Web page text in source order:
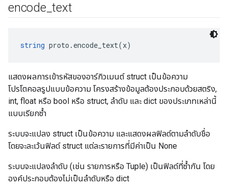
encode _text
string proto.encode_text(x)
แสดงผลการเข้ารหัสของอาร์กิวเมนต์ struct เป็นข้อความ
โปรโตคอลรูปแบบข้อความ โครงสร้างข้อมูลต้องประกอบด้วยสตริง,
int, float หรือ bool หรือ struct, ลำดับ และ dict ของประเภทเหล่านี้
แบบเรียกซ้ำ
ระบบจะแปลง struct เป็นข้อความ และแสดงผลฟิลด์ตามลำดับชื่อ
โดยจะละเว้นฟิลด์ struct แต่ละรายการที่มีค่าเป็น None
ระบบจะแปลงลำดับ (เช่น รายการหรือ Tuple) เป็นฟิลด์ที่ซ้ำกัน โดย
องค์ประกอบต้องไม่เป็นลำดับหรือ dict